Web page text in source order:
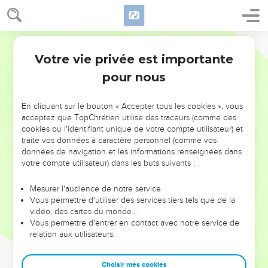
NE MANQUEZ PAS L’ÉVÉNEMENT
DE L’ANNÉE !
ET SI LEURS ERREURS POUVAIENT VOUS ÉVITER LES
VOTRES ?
leur foi ou leur vision. Mais on voit moins les doutes, les erreurs
et les saisons difficiles qu'ils ont traversés, alors même que ce
sont elles qui les ont façonnés.
Dans cette conférence, leaders, entrepreneurs, et responsables
clés pour avancer avec plus de sagesse afin que leurs erreurs
Votre vie privée est importante
pour nous
En cliquant sur le bouton « Accepter tous les cookies », vous
acceptez que TopChrétien utilise des traceurs (comme des
cookies ou l'identifiant unique de votre compte utilisateur) et
traite vos données à caractère personnel (comme vos
données de navigation et les informations renseignées dans
votre compte utilisateur) dans les buts suivants :
Mesurer l'audience de notre service
Vous permettre d'utiliser des services tiers tels que de la
vidéo, des cartes du monde…
Vous permettre d'entrer en contact avec notre service de
relation aux utilisateurs.
Choisir mes cookies